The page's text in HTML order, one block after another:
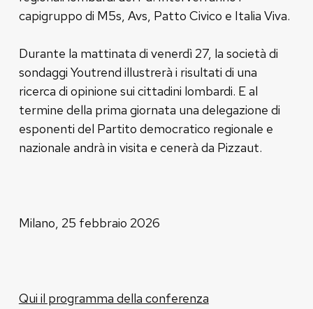
capigruppo di M5s, Avs, Patto Civico e Italia Viva.
Durante la mattinata di venerdì 27, la società di
sondaggi Youtrend illustrerà i risultati di una
ricerca di opinione sui cittadini lombardi. E al
termine della prima giornata una delegazione di
esponenti del Partito democratico regionale e
nazionale andrà in visita e cenerà da Pizzaut.
Milano, 25 febbraio 2026
Qui il programma della conferenza